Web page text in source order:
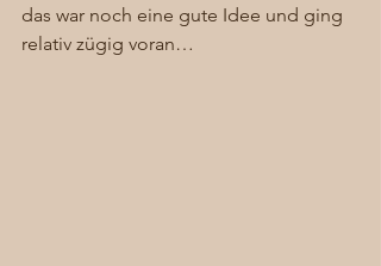
das war noch eine gute Idee und ging
relativ zügig voran…